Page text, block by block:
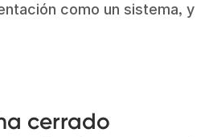
como un sistema, y
cerrado